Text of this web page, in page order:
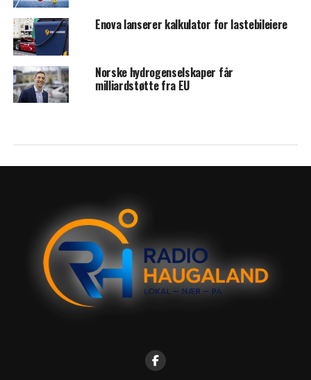
Enova lanserer kalkulator for lastebileiere
Norske hydrogenselskaper får
milliardstøtte fra EU